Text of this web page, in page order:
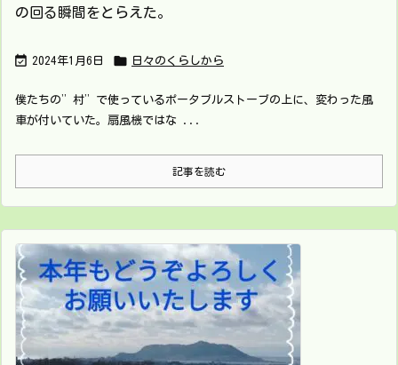
の回る瞬間をとらえた。
 2024年1月6日  日々のくらしから
僕たちの”村”で使っているポータブルストーブの上に、変わった風
車が付いていた。扇風機ではな ...
記事を読む